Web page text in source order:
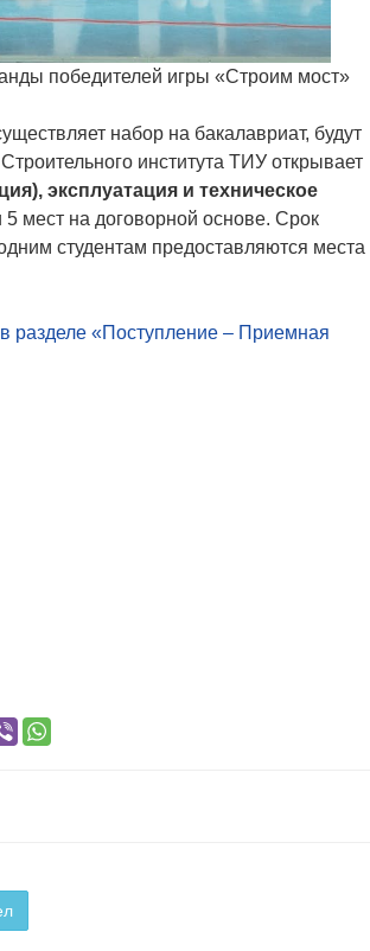
победителей игры «Строим мост»
набор на бакалавриат, будут
института ТИУ открывает
эксплуатация и техническое
мест на договорной основе. Срок
студентам предоставляются места
в разделе «Поступление – Приемная